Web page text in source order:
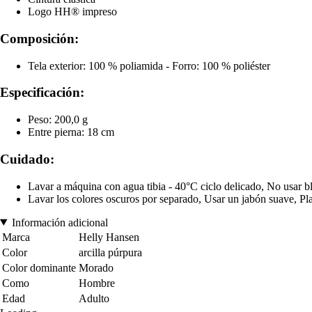
Logo HH® impreso
Composición:
Tela exterior: 100 % poliamida - Forro: 100 % poliéster
Especificación:
Peso: 200,0 g
Entre pierna: 18 cm
Cuidado:
Lavar a máquina con agua tibia - 40°C ciclo delicado, No usar
Lavar los colores oscuros por separado, Usar un jabón suave,
Información adicional
Marca
Helly Hansen
Color
arcilla púrpura
Color dominante Morado
Como
Hombre
Edad
Adulto